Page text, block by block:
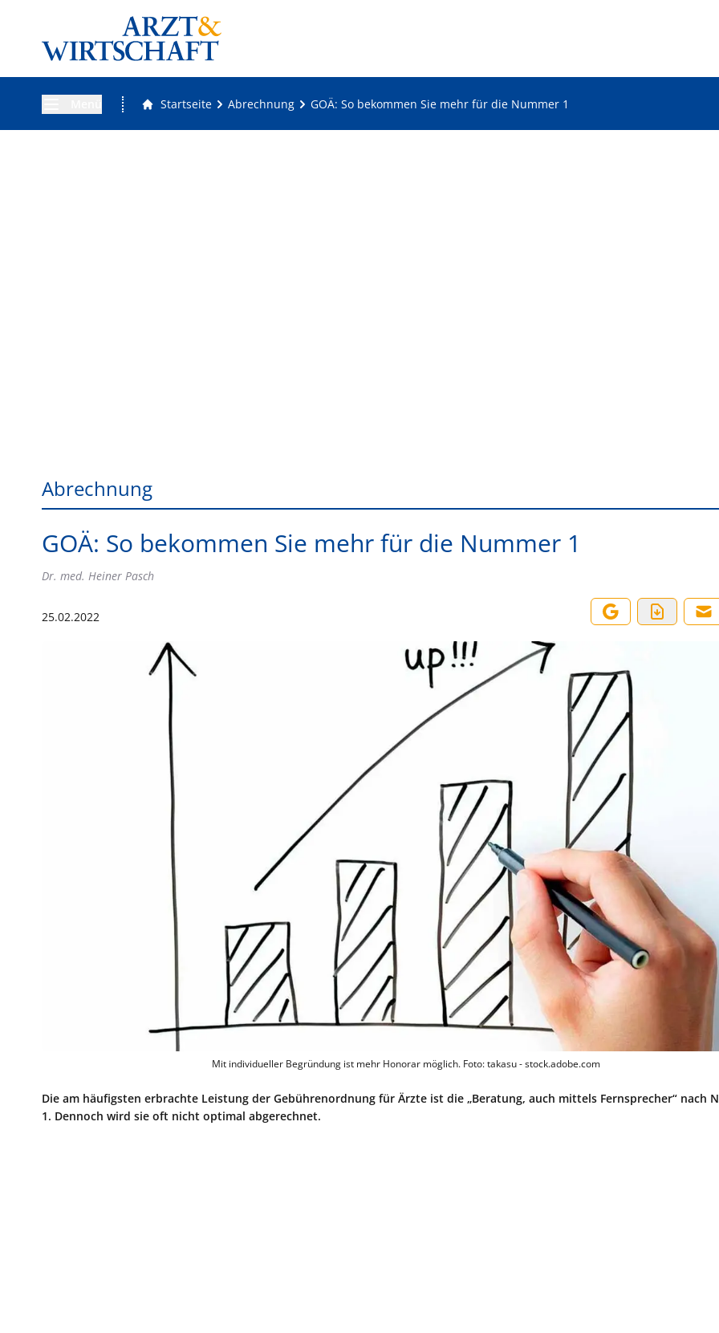
Startseite Abrechnung GOÄ: So bekommen Sie mehr für die Nummer 1
Abrechnung
GOÄ: So bekommen Sie mehr für die Nummer 1
Dr. med. Heiner Pasch
25.02.2022
Mit individueller Begründung ist mehr Honorar möglich. Foto: takasu - stock.adobe.com
Die am häufigsten erbrachte Leistung der Gebührenordnung für Ärzte ist die „Beratung, auch mittels Fernsprecher“ nach
1. Dennoch wird sie oft nicht optimal abgerechnet.